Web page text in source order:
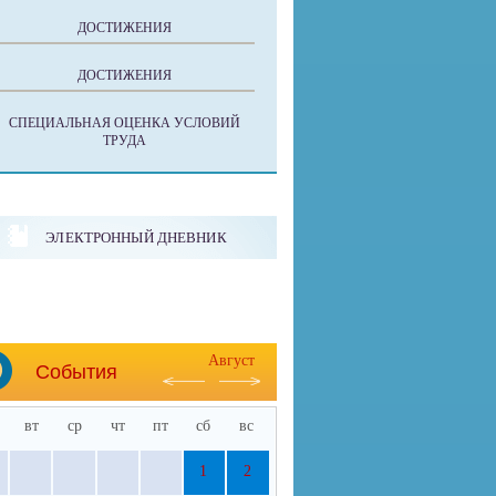
ДОСТИЖЕНИЯ
ДОСТИЖЕНИЯ
СПЕЦИАЛЬНАЯ ОЦЕНКА УСЛОВИЙ
ТРУДА
ЭЛЕКТРОННЫЙ ДНЕВНИК
События
Август
вт ср чт пт сб вс
1 2